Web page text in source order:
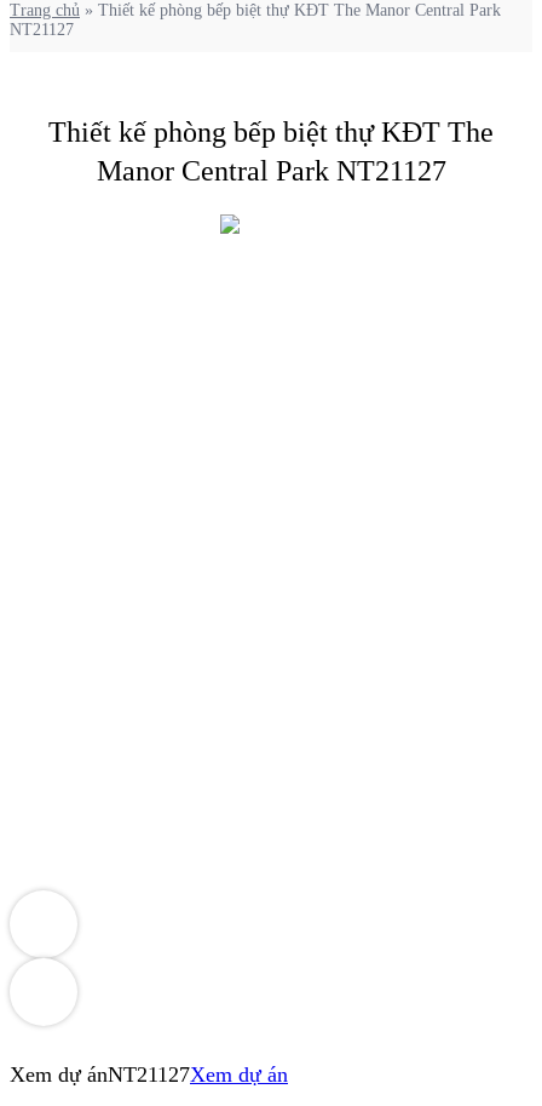
Trang chủ » Thiết kế phòng bếp biệt thự KĐT The Manor Central Park
NT21127
Thiết kế phòng bếp biệt thự KĐT The
Manor Central Park NT21127
Xem dự ánNT21127Xem dự án